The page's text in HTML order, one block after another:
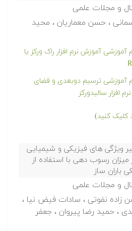
و مجلات علمی
، حسن معماریان ، محید
آموزشی آموزش نرم افزار راک ورکز یا
آموزشی ترسیم دوبعدی و فضای
کلیک کنید)
ویژگی های فیزیکی و شیمیایی
میزان رسوب دهی با استفاده از
باران ساز
و مجلات علمی
زاده نفوتی ، سادات فیض نیا ،
، حمید رضا پیروان ، جعفر